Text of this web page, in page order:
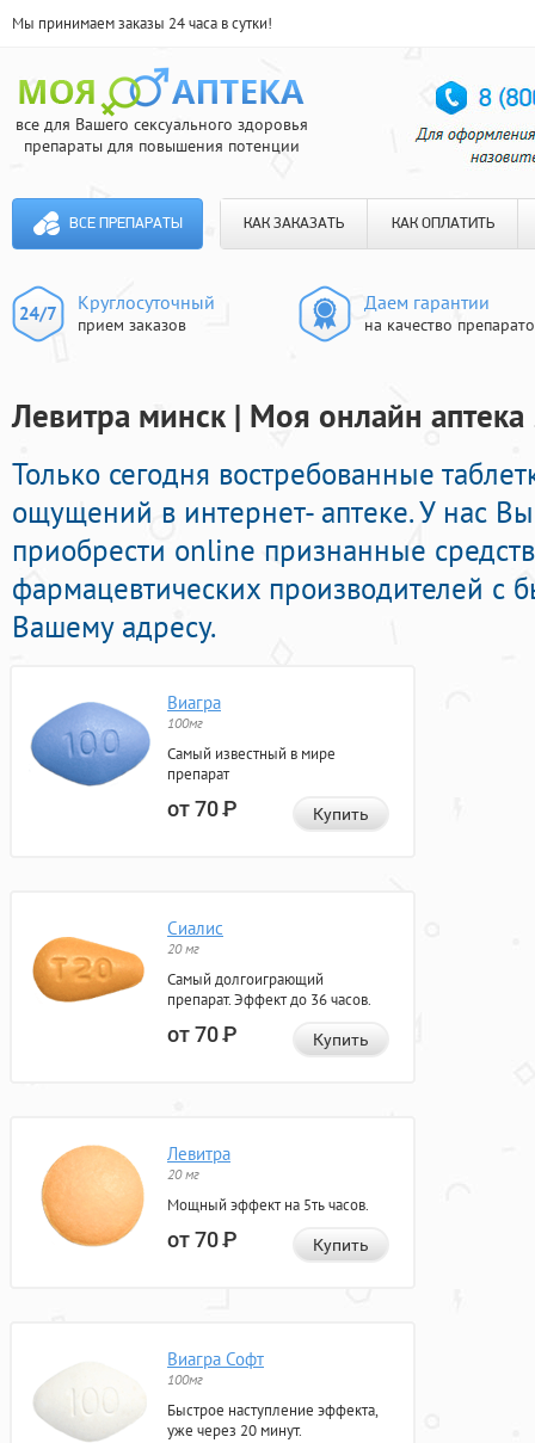
Мы принимаем заказы 24 часа в сутки!
все для Вашего сексуального здоровья
препараты для повышения потенции
ВСЕ ПРЕПАРАТЫ КАК ЗАКАЗАТЬ КАК ОПЛАТИТЬ
Круглосуточный
прием заказов
Даем гарантии
на качество
Левитра минск | Моя онлайн
Только сегодня востребованные
ощущений в интернет- аптеке. У нас
приобрести online признанные
фармацевтических производителей с
Вашему адресу.
Виагра
100мг
Самый известный в мире
препарат
от 70Р Купить
Сиалис
20 мг
Самый долгоиграющий
препарат. Эффект до 36 часов.
от 70Р Купить
Левитра
20 мг
Мощный эффект на 5ть часов.
от 70Р Купить
Виагра Софт
100мг
Быстрое наступление эффекта,
уже через 20 минут.